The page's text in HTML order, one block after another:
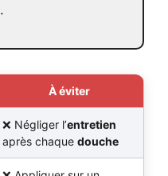
.
À éviter
Négliger l’entretien
après chaque douche